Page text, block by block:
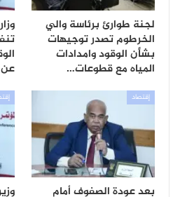
لجنة طوارئ برئاسة والي
الخرطوم تصدر توجيهات
بشأن الوقود وامدادات
المياه مع قطوعات…
إقتصاد
بعد عودة الصفوف أمام